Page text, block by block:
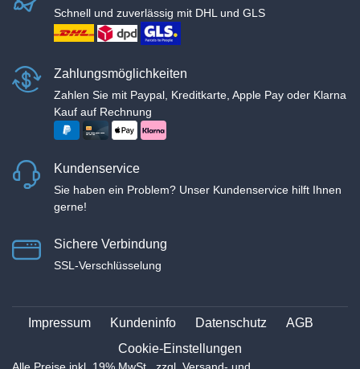
Schnell und zuverlässig mit DHL und GLS
Zahlungsmöglichkeiten
Zahlen Sie mit Paypal, Kreditkarte, Apple Pay oder Klarna
Kauf auf Rechnung
Kundenservice
Sie haben ein Problem? Unser Kundenservice hilft Ihnen
gerne!
Sichere Verbindung
SSL-Verschlüsselung
Impressum Kundeninfo Datenschutz
AGB
Cookie-Einstellungen